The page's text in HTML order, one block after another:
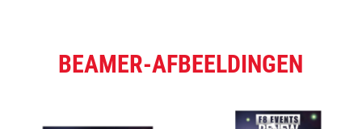
BEAMER-AFBEELDINGEN